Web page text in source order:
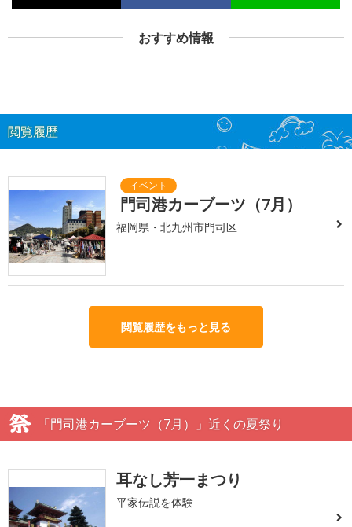
おすすめ情報
閲覧履歴
門司港カーブーツ（7月）
福岡県・北九州市門司区
閲覧履歴をもっと見る
「門司港カーブーツ（7月）」近くの夏祭り
耳なし芳一まつり
平家伝説を体験